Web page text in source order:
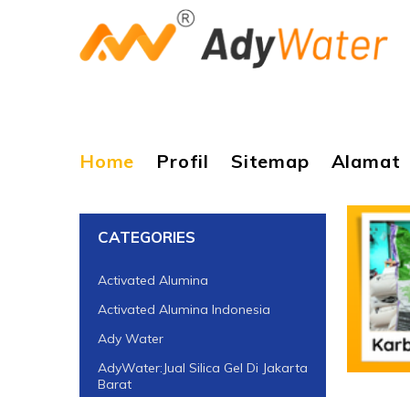
Home Profil Sitemap Alamat
CATEGORIES
Activated Alumina
Activated Alumina Indonesia
Ady Water
AdyWater:Jual Silica Gel Di Jakarta
Barat